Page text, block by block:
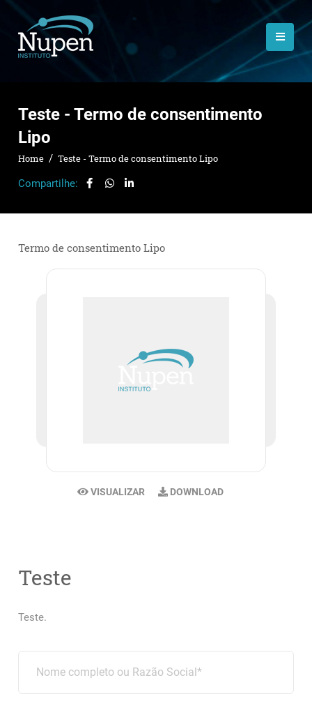
Teste - Termo de consentimento
Lipo
Home
Teste - Termo de consentimento Lipo
Compartilhe:
Termo de consentimento Lipo
VISUALIZAR DOWNLOAD
Teste
Teste.
Nome completo ou Razão Social*